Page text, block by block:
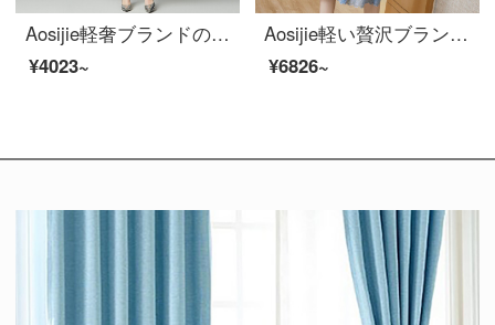
Aosijie軽奢ブランドの婦人服Vネック半袖ワンピース女性2020春夏新型ヘルシー小黒スカート修身顕痩せ気質年会礼服スカート白【2袖】M
¥4023~
Aosijie軽い贅沢ブランドの婦人服の若いお母さんのレースのワンピース2020夏の服の新しい中年の婦人服の金持ちの奥さんの高貴な洋風はやせているスカートの青いMを現します。
¥6826~